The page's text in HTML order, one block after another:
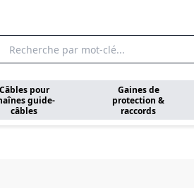
Câbles pour
guide-
câbles
Gaines de
protection &
raccords